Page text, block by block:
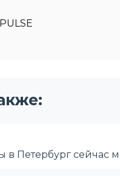
в Петербург сейчас